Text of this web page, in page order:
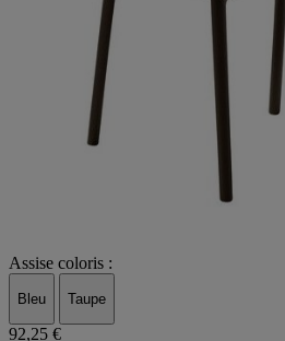
Assise coloris :